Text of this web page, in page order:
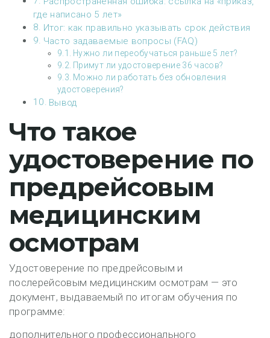
где написано 5 лет»
Итог: как правильно указывать срок действия
Часто задаваемые вопросы (FAQ)
Нужно ли переобучаться раньше 5 лет?
Примут ли удостоверение 36 часов?
Можно ли работать без обновления
удостоверения?
Вывод
Что такое
удостоверение по
предрейсовым
медицинским
осмотрам
Удостоверение по предрейсовым и
послерейсовым медицинским осмотрам — это
документ, выдаваемый по итогам обучения по
программе:
дополнительного профессионального